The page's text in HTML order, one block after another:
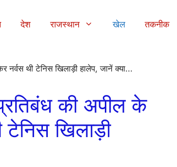
देश राजस्थान खेल तकनीक
की अपील के
टेनिस खिलाड़ी